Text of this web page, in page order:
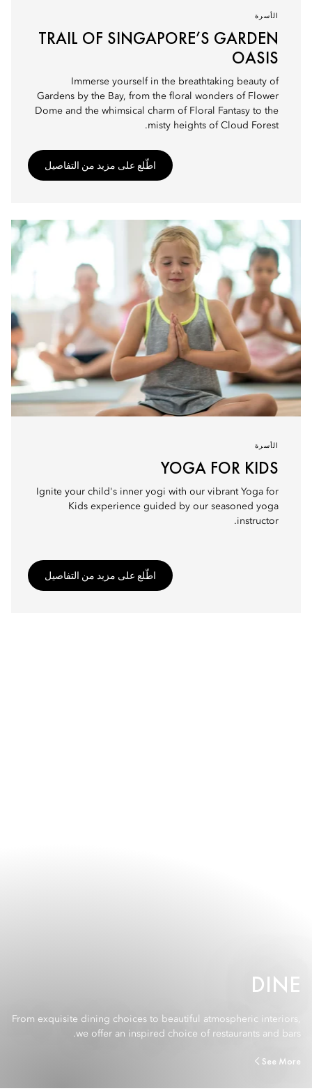
الأسرة
TRAIL OF SINGAPORE’S GARDEN
OASIS
Immerse yourself in the breathtaking beauty of
Gardens by the Bay, from the floral wonders of Flower
Dome and the whimsical charm of Floral Fantasy to the
misty heights of Cloud Forest.
اطّلع على مزيد من التفاصيل
الأسرة
YOGA FOR KIDS
Ignite your child's inner yogi with our vibrant Yoga for
Kids experience guided by our seasoned yoga
instructor.
اطّلع على مزيد من التفاصيل
DINE
From exquisite dining choices to beautiful atmospheric interiors,
we offer an inspired choice of restaurants and bars.
See More